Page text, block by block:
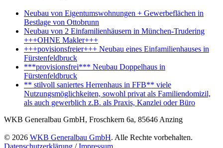
Neubau von Eigentumswohnungen + Gewerbeflächen in
Bestlage von Ottobrunn
Neubau von 2 Einfamilienhäusern in München-Trudering
+++OHNE Makler+++
+++povisionsfreier+++ Neubau eines Einfamilienhauses in
Fürstenfeldbruck
***provisionsfrei*** Neubau Doppelhaus in
Fürstenfeldbruck
** stilvoll saniertes Herrenhaus in FFB** viele
Nutzungsmöglichkeiten, sowohl privat als Familiendomizil,
als auch gewerblich z.B. als Praxis, Kanzlei oder Büro
WKB Generalbau GmbH, Froschkern 6a, 85646 Anzing
© 2026 WKB Generalbau GmbH. Alle Rechte vorbehalten.
Datenschutzerklärung /Impressum